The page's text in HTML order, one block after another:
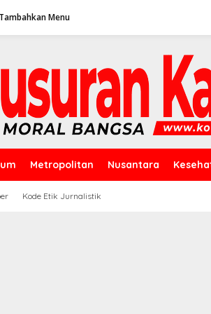
Tambahkan Menu
Metropolitan Nusantara
Kode Etik Jurnalistik